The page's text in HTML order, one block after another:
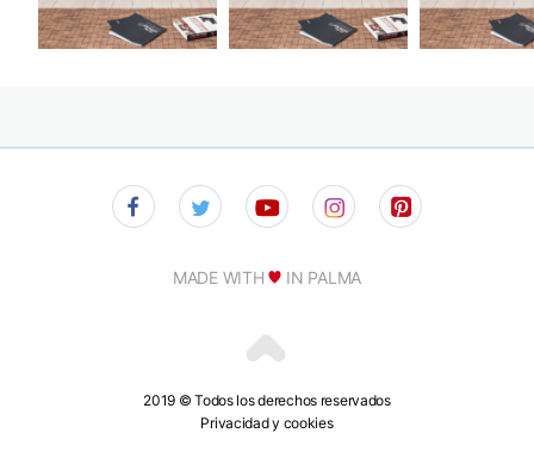
2019 © Todos los derechos reservados
Privacidad y cookies
MADE WITH IN PALMA